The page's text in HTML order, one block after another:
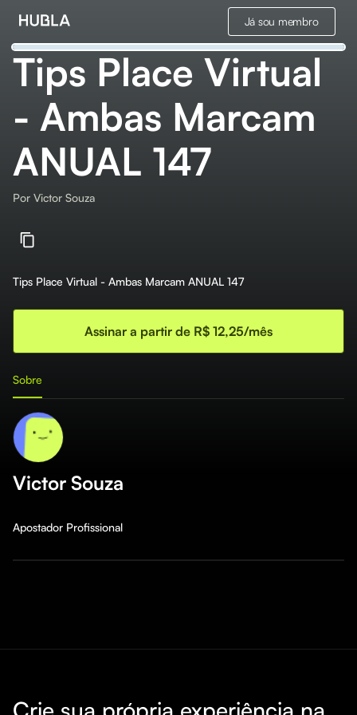
Já sou membro
Tips Place Virtual
- Ambas Marcam
ANUAL 147
Por Victor Souza
Tips Place Virtual - Ambas Marcam ANUAL 147
Assinar a partir de R$ 12,25/mês
Sobre
Victor Souza
Apostador Profissional